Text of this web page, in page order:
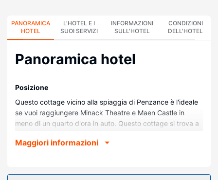
PANORAMICA
HOTEL
L'HOTEL E I
SUOI SERVIZI
INFORMAZIONI
SULL'HOTEL
CONDIZIONI
DELL'HOTEL
Panoramica hotel
Posizione
Questo cottage vicino alla spiaggia di Penzance è l'ideale
se vuoi raggiungere Minack Theatre e Maen Castle in
meno di un quarto d'ora in auto. Questo cottage si trova a
Michael's Mount.
Questo cottage con stile personalizzato vanta una cucina
Maggiori informazioni